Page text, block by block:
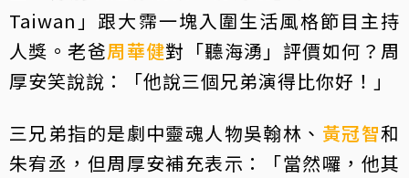
Taiwan」跟大霈一塊入圍生活風格節目主持
人獎。老爸周華健對「聽海湧」評價如何？周
厚安笑說說：「他說三個兄弟演得比你好！」
三兄弟指的是劇中靈魂人物吳翰林、 黃冠智和
朱宥丞，但周厚安補充表示：「當然囉，他其